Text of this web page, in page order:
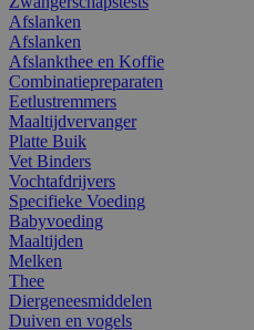
Afslanken
Afslanken
Afslankthee en Koffie
Combinatiepreparaten
Eetlustremmers
Maaltijdvervanger
Platte Buik
Vet Binders
Vochtafdrijvers
Specifieke Voeding
Babyvoeding
Maaltijden
Melken
Thee
Diergeneesmiddelen
Duiven en vogels